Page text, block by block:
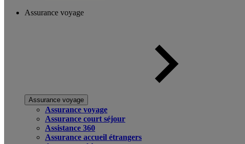
Assurance voyage
Assurance voyage
Assurance voyage
Assurance court séjour
Assistance 360
Assurance accueil étrangers